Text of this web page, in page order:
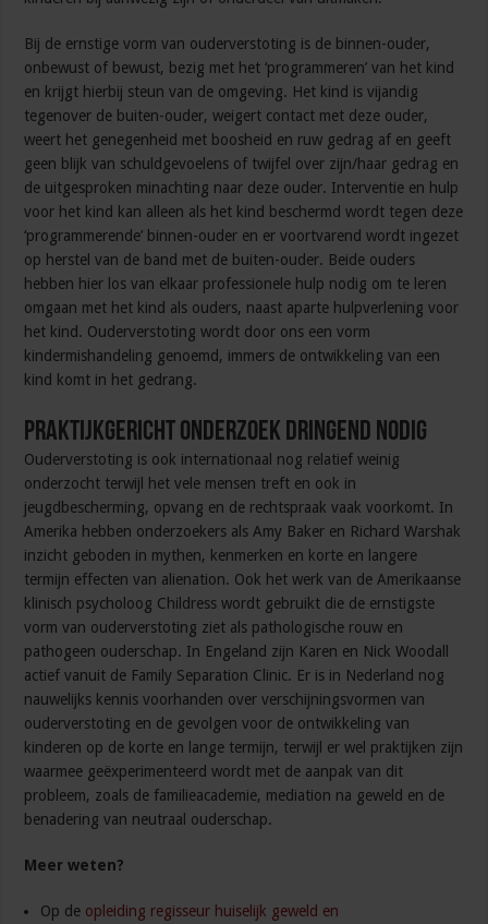
Bij de ernstige vorm van ouderverstoting is de binnen-ouder,
onbewust of bewust, bezig met het ‘programmeren’ van het kind
en krijgt hierbij steun van de omgeving. Het kind is vijandig
tegenover de buiten-ouder, weigert contact met deze ouder,
weert het genegenheid met boosheid en ruw gedrag af en geeft
geen blijk van schuldgevoelens of twijfel over zijn/haar gedrag en
de uitgesproken minachting naar deze ouder. Interventie en hulp
voor het kind kan alleen als het kind beschermd wordt tegen deze
‘programmerende’ binnen-ouder en er voortvarend wordt ingezet
op herstel van de band met de buiten-ouder. Beide ouders
hebben hier los van elkaar professionele hulp nodig om te leren
omgaan met het kind als ouders, naast aparte hulpverlening voor
het kind. Ouderverstoting wordt door ons een vorm
kindermishandeling genoemd, immers de ontwikkeling van een
kind komt in het gedrang.
Praktijkgericht onderzoek dringend nodig
Ouderverstoting is ook internationaal nog relatief weinig
onderzocht terwijl het vele mensen treft en ook in
jeugdbescherming, opvang en de rechtspraak vaak voorkomt. In
Amerika hebben onderzoekers als Amy Baker en Richard Warshak
inzicht geboden in mythen, kenmerken en korte en langere
termijn effecten van alienation. Ook het werk van de Amerikaanse
klinisch psycholoog Childress wordt gebruikt die de ernstigste
vorm van ouderverstoting ziet als pathologische rouw en
pathogeen ouderschap. In Engeland zijn Karen en Nick Woodall
actief vanuit de Family Separation Clinic. Er is in Nederland nog
nauwelijks kennis voorhanden over verschijningsvormen van
ouderverstoting en de gevolgen voor de ontwikkeling van
kinderen op de korte en lange termijn, terwijl er wel praktijken zijn
waarmee geëxperimenteerd wordt met de aanpak van dit
probleem, zoals de familieacademie, mediation na geweld en de
benadering van neutraal ouderschap.
Meer weten?
Op de opleiding regisseur huiselijk geweld en